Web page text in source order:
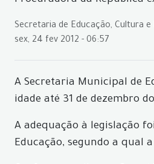
Secretaria de Educação, Cultura e
sex, 24 fev 2012 - 06:57
A Secretaria Municipal de
idade até 31 de dezembro
A adequação à legislação
Educação, segundo a qual